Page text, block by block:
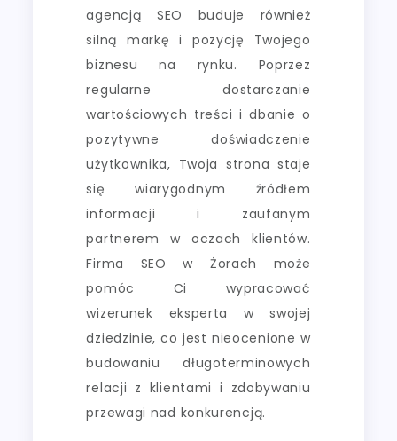
agencją SEO buduje również
silną markę i pozycję Twojego
biznesu na rynku. Poprzez
regularne dostarczanie
wartościowych treści i dbanie o
pozytywne doświadczenie
użytkownika, Twoja strona staje
się wiarygodnym źródłem
informacji i zaufanym
partnerem w oczach klientów.
Firma SEO w Żorach może
pomóc Ci wypracować
wizerunek eksperta w swojej
dziedzinie, co jest nieocenione w
budowaniu długoterminowych
relacji z klientami i zdobywaniu
przewagi nad konkurencją.